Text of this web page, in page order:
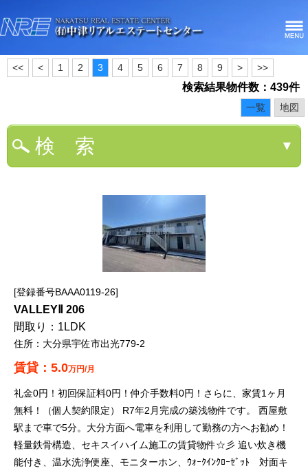
<< < 1 2 3 4 5 6 7 8 9 > >>
検索結果物件数：439件
地図
一覧
検 索 ▼
登録番号BAAA0119-26
VALLEYⅡ 206
1LDK
大分県宇佐市出光779-2
5.0万円/月
礼金0円！初回保証料0円！仲介手数料0円！さらに、家賃1ヶ月
無料！（個人契約限定） R7年2月完成の築浅物件です。 西屋敷
駅まで車で5分。大分方面へ電車を利用して勤務の方へお勧め！
軽量鉄骨構造、セキスイハイム施工の賃貸物件☆彡 追い炊き機
能付き、温水洗浄便座、モニターホン、ｳｫｰｸｲﾝｸﾛｰｾﾞｯﾄ 対面キ